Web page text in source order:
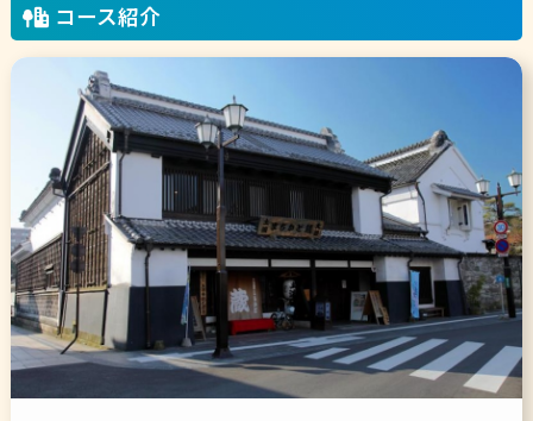
コース紹介